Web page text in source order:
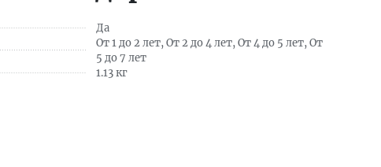
Да
От 1 до 2 лет, От 2 до 4 лет, От 4 до 5 лет, От
5 до 7 лет
1.13 кг